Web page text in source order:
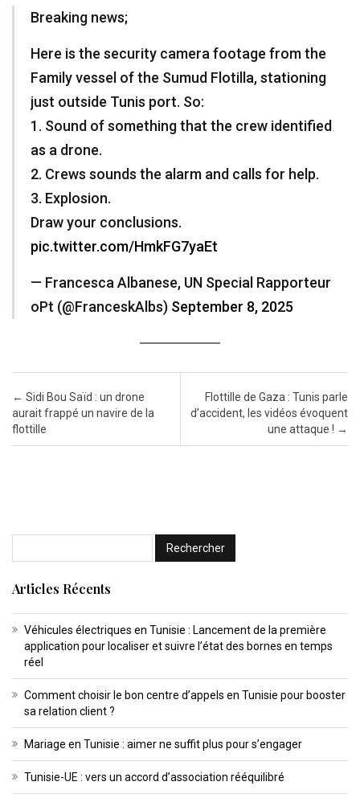
Breaking news;
Here is the security camera footage from the
Family vessel of the Sumud Flotilla, stationing
just outside Tunis port. So:
1. Sound of something that the crew identified
as a drone.
2. Crews sounds the alarm and calls for help.
3. Explosion.
Draw your conclusions.
pic.twitter.com/HmkFG7yaEt
— Francesca Albanese, UN Special Rapporteur
oPt (@FranceskAlbs) September 8, 2025
Post navigation
← Sidi Bou Saïd : un drone
aurait frappé un navire de la
flottille
Flottille de Gaza : Tunis parle
d’accident, les vidéos évoquent
une attaque ! →
Articles Récents
Véhicules électriques en Tunisie : Lancement de la première
application pour localiser et suivre l’état des bornes en temps
réel
Comment choisir le bon centre d’appels en Tunisie pour booster
sa relation client ?
Mariage en Tunisie : aimer ne suffit plus pour s’engager
Tunisie-UE : vers un accord d’association rééquilibré